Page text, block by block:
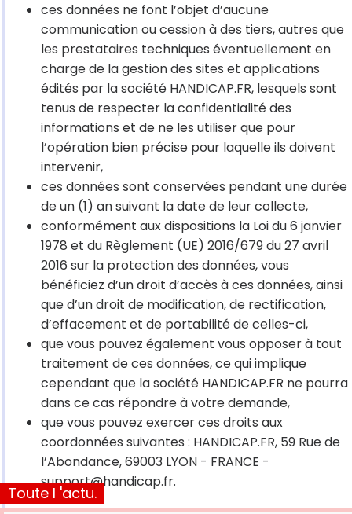
ces données ne font l’objet d’aucune
communication ou cession à des tiers, autres que
les prestataires techniques éventuellement en
charge de la gestion des sites et applications
édités par la société HANDICAP.FR, lesquels sont
tenus de respecter la confidentialité des
informations et de ne les utiliser que pour
l’opération bien précise pour laquelle ils doivent
intervenir,
ces données sont conservées pendant une durée
de un (1) an suivant la date de leur collecte,
conformément aux dispositions la Loi du 6 janvier
1978 et du Règlement (UE) 2016/679 du 27 avril
2016 sur la protection des données, vous
bénéficiez d’un droit d’accès à ces données, ainsi
que d’un droit de modification, de rectification,
d’effacement et de portabilité de celles-ci,
que vous pouvez également vous opposer à tout
traitement de ces données, ce qui implique
cependant que la société HANDICAP.FR ne pourra
dans ce cas répondre à votre demande,
que vous pouvez exercer ces droits aux
coordonnées suivantes : HANDICAP.FR, 59 Rue de
l’Abondance, 69003 LYON - FRANCE -
support@handicap.fr.
Toute l 'actu.